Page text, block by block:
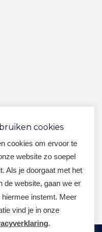
cookies
cookies om ervoor te
website zo soepel
Als je doorgaat met het
de website, gaan we er
hiermee instemt. Meer
vind je in onze
.